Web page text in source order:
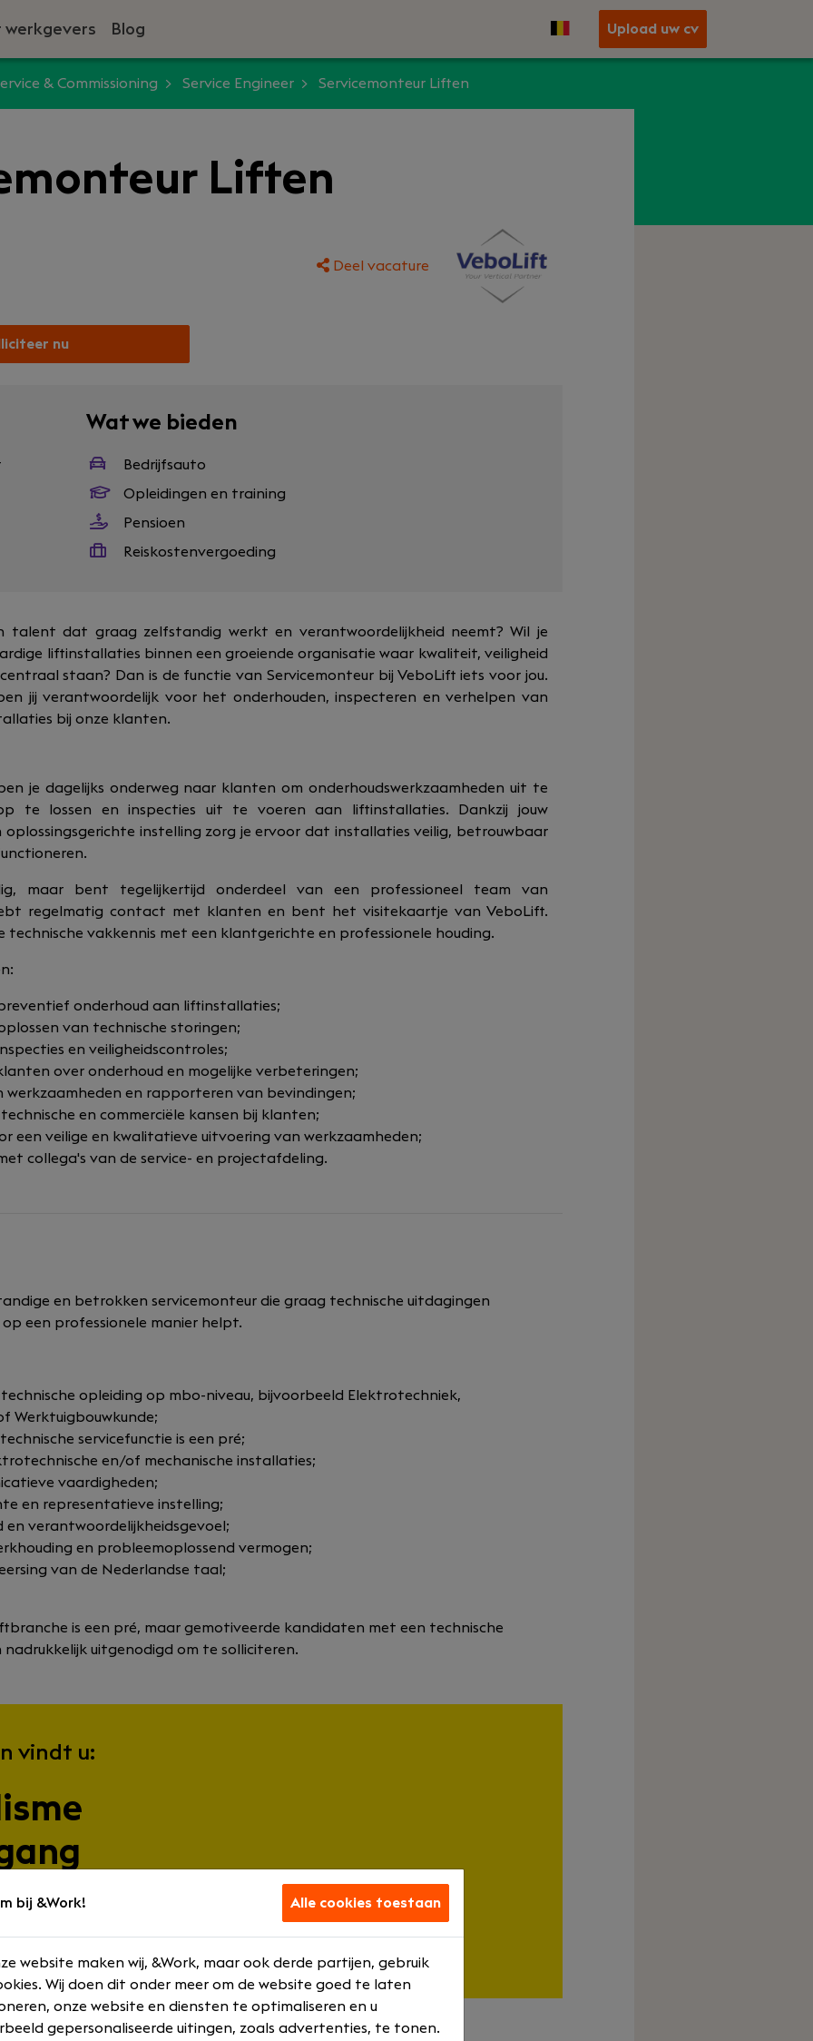
werkgevers Blog Upload uw cv
& Commissioning Service Engineer Servicemonteur Liften
Liften
Deel vacature
nu
Wat we bieden
Bedrijfsauto
Opleidingen en training
Pensioen
Reiskostenvergoeding
talent dat graag zelfstandig werkt en verantwoordelijkheid neemt? Wil je
liftinstallaties binnen een groeiende organisatie waar kwaliteit, veiligheid
staan? Dan is de functie van Servicemonteur bij VeboLift iets voor jou.
jij verantwoordelijk voor het onderhouden, inspecteren en verhelpen van
bij onze klanten.
je dagelijks onderweg naar klanten om onderhoudswerkzaamheden uit te
te lossen en inspecties uit te voeren aan liftinstallaties. Dankzij jouw
oplossingsgerichte instelling zorg je ervoor dat installaties veilig, betrouwbaar
maar bent tegelijkertijd onderdeel van een professioneel team van
regelmatig contact met klanten en bent het visitekaartje van VeboLift.
technische vakkennis met een klantgerichte en professionele houding.
onderhoud aan liftinstallaties;
van technische storingen;
en veiligheidscontroles;
over onderhoud en mogelijke verbeteringen;
werkzaamheden en rapporteren van bevindingen;
en commerciële kansen bij klanten;
een veilige en kwalitatieve uitvoering van werkzaamheden;
collega's van de service- en projectafdeling.
en betrokken servicemonteur die graag technische uitdagingen
een professionele manier helpt.
opleiding op mbo-niveau, bijvoorbeeld Elektrotechniek,
Werktuigbouwkunde;
servicefunctie is een pré;
en/of mechanische installaties;
vaardigheden;
en representatieve instelling;
en verantwoordelijkheidsgevoel;
en probleemoplossend vermogen;
van de Nederlandse taal;
is een pré, maar gemotiveerde kandidaten met een technische
uitgenodigd om te solliciteren.
vindt u:
bij &Work! Alle cookies toestaan
website maken wij, &Work, maar ook derde partijen, gebruik
Wij doen dit onder meer om de website goed te laten
onze website en diensten te optimaliseren en u
gepersonaliseerde uitingen, zoals advertenties, te tonen.